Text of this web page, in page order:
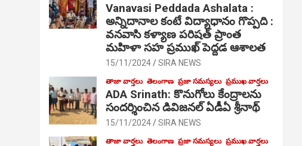
Vanavasi Peddada Ashalata :
అన్నిదానాల కంటే విద్యాధానం గొప్పది :
వనవాసి కళ్యాణ పరిషత్ ప్రాంత
మహిళా సహ ప్రముఖ్ పెద్దడ ఆశాలత
15/11/2024 SIRA NEWS
తాజా వార్తలు తెలంగాణ ప్రజా సమస్యలు ప్రముఖ వార్తలు
ADA Srinath: కొనుగోలు కేంద్రాల‌ను
సంద‌ర్శించిన డివిజనల్ ఏడీఏ శ్రీనాథ్
15/11/2024 SIRA NEWS
తాజా వార్తలు తెలంగాణ ప్రజా సమస్యలు ప్రముఖ వార్తలు